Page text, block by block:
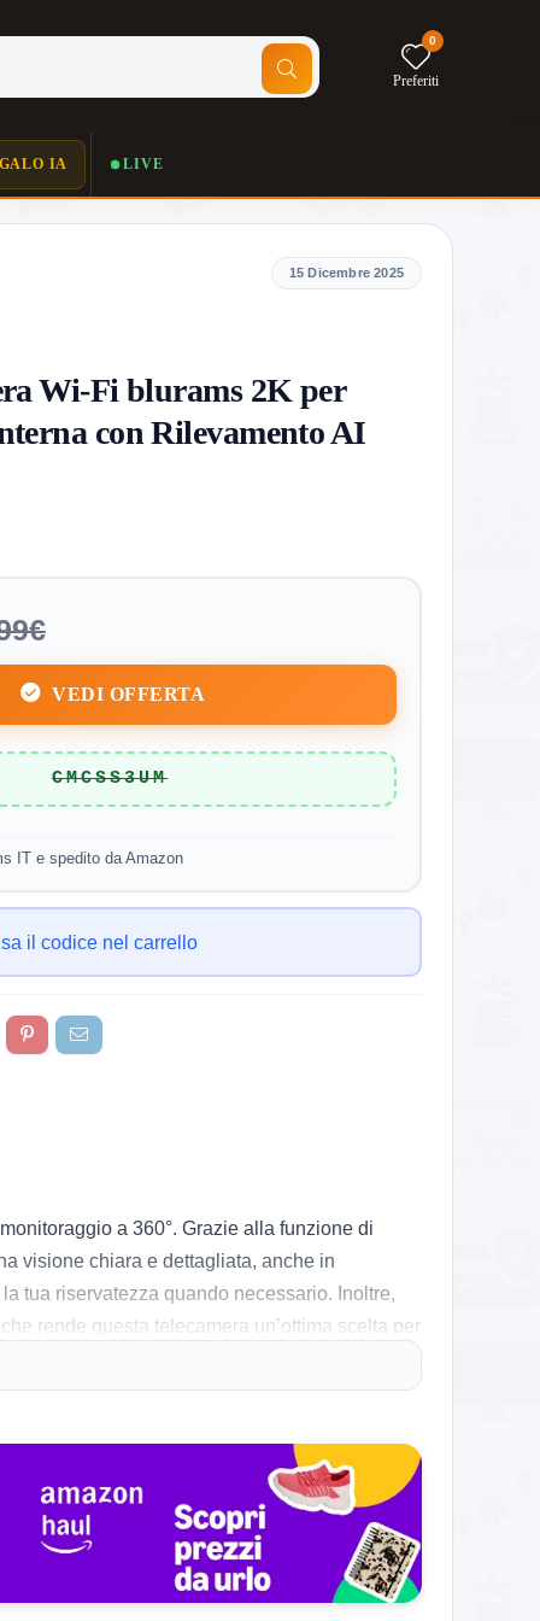
0
Preferiti
IA LIVE
Wi-Fi blurams 2K per
con Rilevamento AI
VEDI OFFERTA
CMCSS3UM
IT e spedito da Amazon
il codice nel carrello
15 Dicembre 2025
a 360°. Grazie alla funzione di
visione chiara e dettagliata, anche in
tua riservatezza quando necessario. Inoltre,
rende questa telecamera un’ottima scelta per
che consente di vedere lo streaming live
necessitare di un abbonamento per avere
e l’audio bidirezionale è molto utile per
locale ha lasciato alcuni utenti un po’